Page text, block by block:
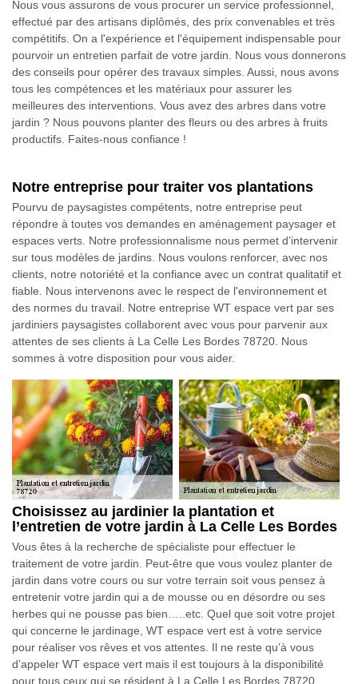
Nous vous assurons de vous procurer un service professionnel,
effectué par des artisans diplômés, des prix convenables et très
compétitifs. On a l'expérience et l'équipement indispensable pour
pourvoir un entretien parfait de votre jardin. Nous vous donnerons
des conseils pour opérer des travaux simples. Aussi, nous avons
tous les compétences et les matériaux pour assurer les
meilleures des interventions. Vous avez des arbres dans votre
jardin ? Nous pouvons planter des fleurs ou des arbres à fruits
productifs. Faites-nous confiance !
Notre entreprise pour traiter vos plantations
Pourvu de paysagistes compétents, notre entreprise peut
répondre à toutes vos demandes en aménagement paysager et
espaces verts. Notre professionnalisme nous permet d’intervenir
sur tous modèles de jardins. Nous voulons renforcer, avec nos
clients, notre notoriété et la confiance avec un contrat qualitatif et
fiable. Nous intervenons avec le respect de l'environnement et
des normes du travail. Notre entreprise WT espace vert par ses
jardiniers paysagistes collaborent avec vous pour parvenir aux
attentes de ses clients à La Celle Les Bordes 78720. Nous
sommes à votre disposition pour vous aider.
Choisissez au jardinier la plantation et
l’entretien de votre jardin à La Celle Les Bordes
Vous êtes à la recherche de spécialiste pour effectuer le
traitement de votre jardin. Peut-être que vous voulez planter de
jardin dans votre cours ou sur votre terrain soit vous pensez à
entretenir votre jardin qui a de mousse ou en désordre ou ses
herbes qui ne pousse pas bien…..etc. Quel que soit votre projet
qui concerne le jardinage, WT espace vert est à votre service
pour réaliser vos rêves et vos attentes. Il ne reste qu’à vous
d’appeler WT espace vert mais il est toujours à la disponibilité
pour tous ceux qui se résident à La Celle Les Bordes 78720.